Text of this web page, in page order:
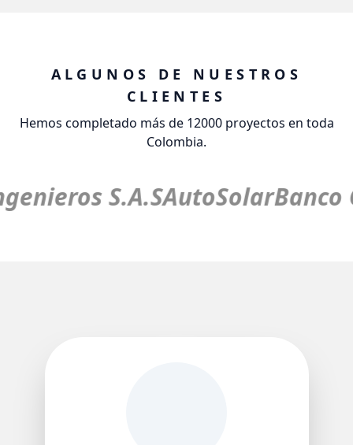
ALGUNOS DE NUESTROS
CLIENTES
Hemos completado más de 12000 proyectos en toda
Colombia.
S.A.SAutoSolarBanco